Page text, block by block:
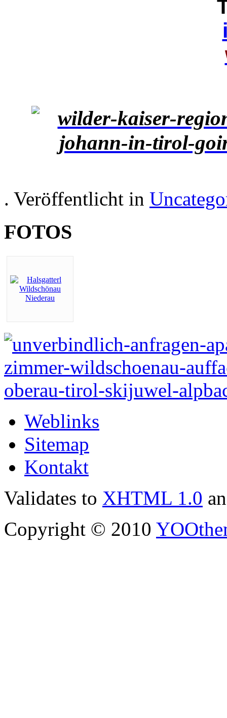
. Veröffentlicht in
FOTOS
Weblinks
Sitemap
Kontakt
Validates to XHTML 1.0
Copyright © 2010